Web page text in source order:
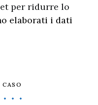
per ridurre lo
elaborati i dati